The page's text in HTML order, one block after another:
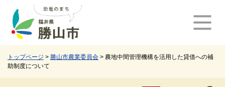
トップページ > 勝山市農業委員会 > 農地中間管理機構を活用した貸借への補
助制度について